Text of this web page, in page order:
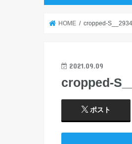
HOME cropped-
2021.09.09
cropped-
ポスト